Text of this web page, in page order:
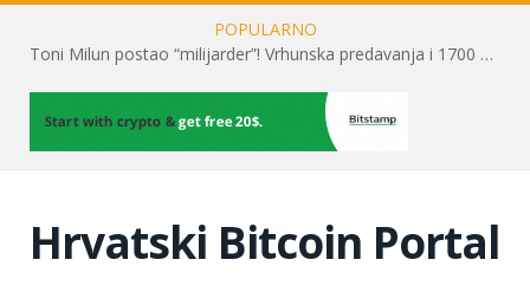
POPULARNO
Toni Milun postao “milijarder”! Vrhunska predavanja i 1700 posjetitelja obilježili su mjesec financijske pismenosti
Hrvatski Bitcoin Portal